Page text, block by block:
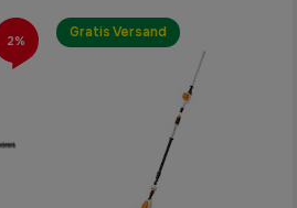
2% Gratis Versand